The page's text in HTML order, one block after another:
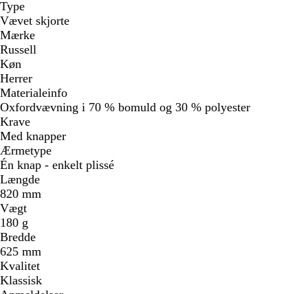
Type
Vævet skjorte
Mærke
Russell
Køn
Herrer
Materialeinfo
Oxfordvævning i 70 % bomuld og 30 % polyester
Krave
Med knapper
Ærmetype
Én knap - enkelt plissé
Længde
820 mm
Vægt
180 g
Bredde
625 mm
Kvalitet
Klassisk